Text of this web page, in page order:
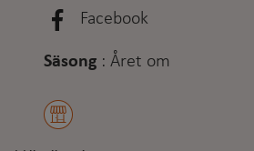
Facebook
Säsong : Året om